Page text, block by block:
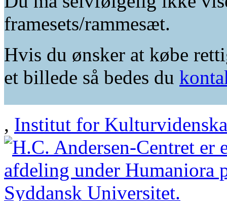
framesets/rammesæt.
Hvis du ønsker at købe
et billede så bedes du
, Institut for